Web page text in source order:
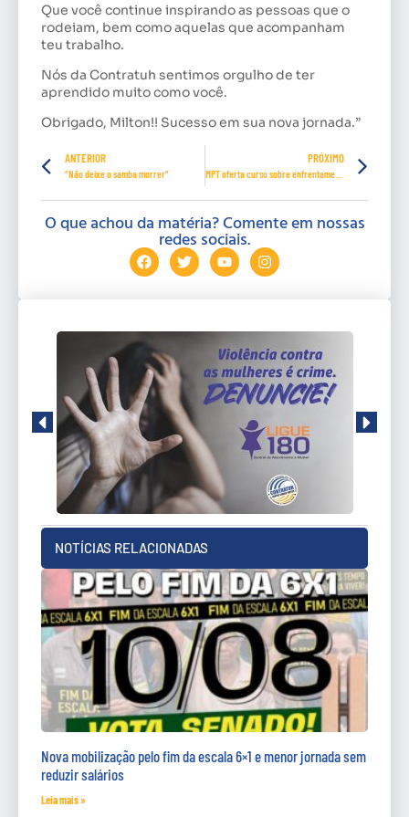
Que você continue inspirando as pessoas que o
rodeiam, bem como aquelas que acompanham
teu trabalho.
Nós da Contratuh sentimos orgulho de ter
aprendido muito como você.
Obrigado, Milton!! Sucesso em sua nova jornada.”
ANTERIOR
“Não deixe o samba morrer”
PRÓXIMO
MPT oferta curso sobre enfrentamento da violência contra a mulher
O que achou da matéria? Comente em nossas
redes sociais.
NOTÍCIAS RELACIONADAS
Nova mobilização pelo fim da escala 6×1 e menor jornada sem
reduzir salários
Leia mais »